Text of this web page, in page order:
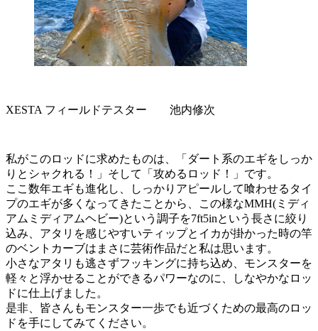
XESTA フィールドテスター 池内修次
私がこのロッドに求めたものは、「ダート系のエギをしっか
りとシャクれる！」そして「攻めるロッド！」です。
ここ数年エギも進化し、しっかりアピールして喰わせるタイ
プのエギが多くなってきたことから、この様なMMH(ミディ
アムミディアムヘビー)という調子を7ft5inという長さに絞り
込み、アタリを感じやすいティップとイカが掛かった時の竿
のベントカーブはまさに芸術作品だと私は思います。
小さなアタリも逃さずフッキングに持ち込め、モンスターを
軽々と浮かせることができるパワーなのに、しなやかなロッ
ドに仕上げました。
是非、皆さんもモンスター一歩でも近づくための最高のロッ
ドを手にしてみてください。